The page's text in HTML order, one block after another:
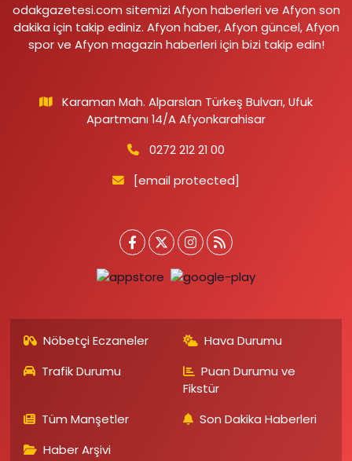
odakgazetesi.com sitemizi Afyon haberleri ve Afyon son
dakika için takip ediniz. Afyon haber, Afyon güncel, Afyon
spor ve Afyon magazin haberleri için bizi takip edin!
Karaman Mah. Alparslan Türkeş Bulvarı, Ufuk
Apartmanı 14/A Afyonkarahisar
0272 212 21 00
[email protected]
Nöbetçi Eczaneler
Hava Durumu
Trafik Durumu
Puan Durumu ve
Fikstür
Tüm Manşetler
Son Dakika Haberleri
Haber Arşivi